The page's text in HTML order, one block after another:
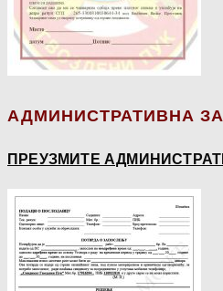
АДМИНИСТРАТИВНА
ПРЕУЗМИТЕ